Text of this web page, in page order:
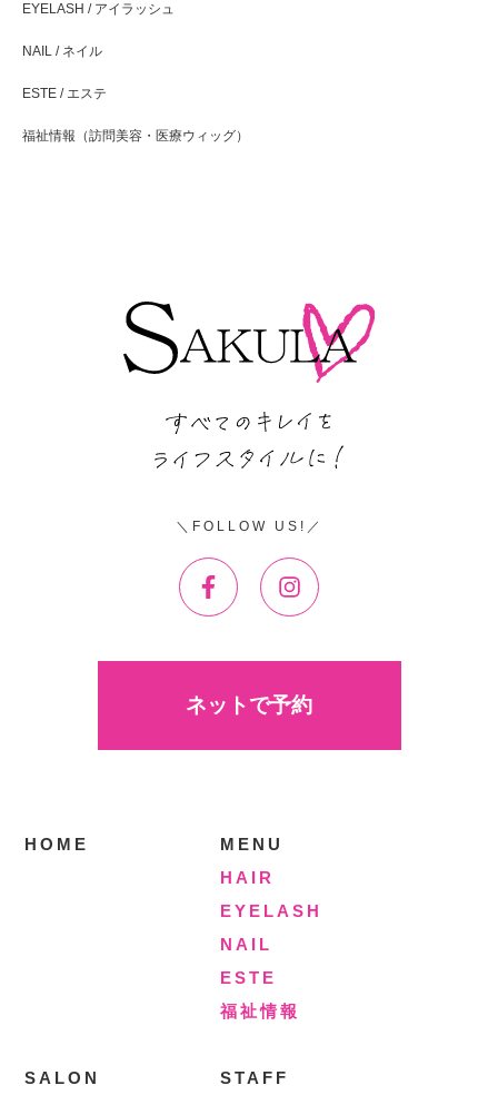
EYELASH / アイラッシュ
NAIL / ネイル
ESTE / エステ
福祉情報（訪問美容・医療ウィッグ）
FOLLOW US!
ネットで予約
HOME
MENU
HAIR
EYELASH
NAIL
ESTE
福祉情報
SALON STAFF